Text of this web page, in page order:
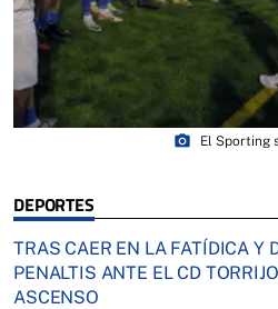
DEPORTES
TRAS CAER EN LA FATÍDICA Y
PENALTIS ANTE EL CD
ASCENSO
photo_camera El Sporting